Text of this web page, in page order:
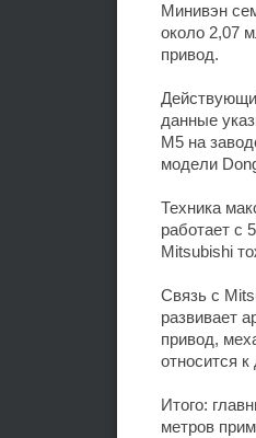
Минивэн
около 2,07
привод.
данные
M5 на
модели
Техника
работает с
Mitsubishi
Связь с
развивает
привод,
относится
Итого:
метров